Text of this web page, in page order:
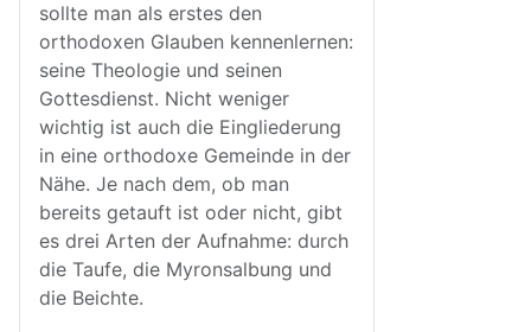
sollte man als erstes den
orthodoxen Glauben kennenlernen:
seine Theologie und seinen
Gottesdienst. Nicht weniger
wichtig ist auch die Eingliederung
in eine orthodoxe Gemeinde in der
Nähe. Je nach dem, ob man
bereits getauft ist oder nicht, gibt
es drei Arten der Aufnahme: durch
die Taufe, die Myronsalbung und
die Beichte.